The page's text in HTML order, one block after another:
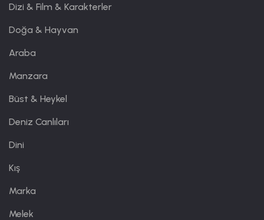
Dizi & Film & Karakterler
Doğa & Hayvan
Araba
Manzara
Büst & Heykel
Deniz Canlıları
Dini
Kış
Marka
Melek